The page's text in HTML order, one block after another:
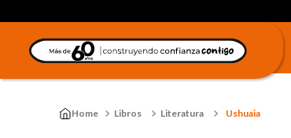
Libros Literatura Ushuaia